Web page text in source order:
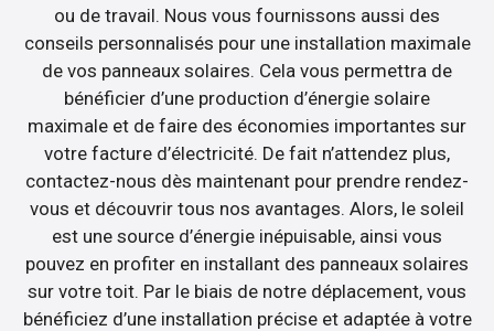
ou de travail. Nous vous fournissons aussi des
conseils personnalisés pour une installation maximale
de vos panneaux solaires. Cela vous permettra de
bénéficier d’une production d’énergie solaire
maximale et de faire des économies importantes sur
votre facture d’électricité. De fait n’attendez plus,
contactez-nous dès maintenant pour prendre rendez-
vous et découvrir tous nos avantages. Alors, le soleil
est une source d’énergie inépuisable, ainsi vous
pouvez en profiter en installant des panneaux solaires
sur votre toit. Par le biais de notre déplacement, vous
bénéficiez d’une installation précise et adaptée à votre